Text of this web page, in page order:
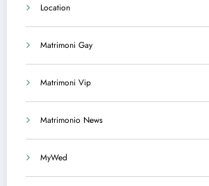
Location
Matrimoni Gay
Matrimoni Vip
Matrimonio News
MyWed